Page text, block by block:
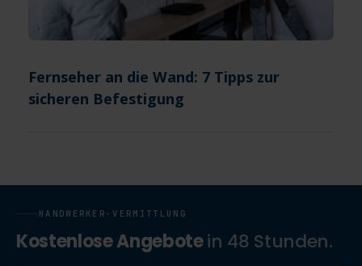
Fernseher an die Wand: 7 Tipps zur
sicheren Befestigung
HANDWERKER-VERMITTLUNG
Kostenlose Angebotein 48 Stunden.